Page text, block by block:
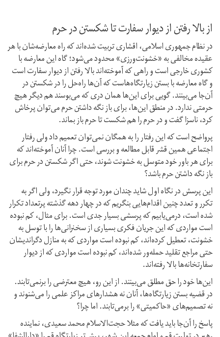
از بالا رفتن از دیوار سفارت تا شکستن در حرم
در نظام جمهوری اسلامی، اقشاری تربیت شده‌اند که راه معارضه‌‌شان با هر
عقیده مخالفی به «خشونت‌ورزی» محدود می‌شود؛ گاه این معارضه با
کشوری خارجی است و راهی که آموخته‌اند بالا رفتن از دیوار سفارت است
و گاه معارضه با بستن زیارتگاه‌هاست که آن‌ها راه‌حل را در شکستن در
آن‌جا می‌بینند. گویی برای این‌ها همان دری که می‌بوسند هم دیگر هیچ
حرمتی ندارد. در منطق این‌ها، برای باز نگه داشتن حرم می‌توان پرخاش
کرد، ناسزا گفت و در حرم را هم شکست تا حرم باز بماند.
پر‌واضح است که این رفتار را به همگان نمی‌توان تعمیم داد ولی رفتار
اجتماعی همین قشر قابل مطالعه و بررسی است. چرا آنان آموخته‌اند که
برای هر باور خود متوسل به خشونت شوند، حتی اگر شکستن در حرم برای
باز نگه داشتن حرم باشد؟
این پرسش در نگاه اول شاید چندان مورد توجه قرار نگیرد، ولی اگر به
تکرر و تعدد چنین اقدام‌هایی بنگریم که در چهار دهه گذشته پرتعداد تکرار
شده است، در‌می‌یابیم که پرسشی بسیار جدی است. برای مثال، کم نبوده
است مواردی که این جریان فکری بسیاری از سخنرانی‌ها را با توسل به
خشونت، تعطیل کرده‌اند، کم نبوده است مواردی که به منازل دگراندیشان
حتی مراجع تقلید حمله‌ور شده‌اند، کم نبوده است مواردی که از دیوار
سفارتخانه‌ها بالا رفته‌اند.
این‌ها خود را حق مطلق می‌بینند. از این رو، هیچ معترضی را برنمی‌تابند.
در قضیه بستن زیارتگاه‌ها، آنان نه هشدارهای مراکز علمی را می‌شنوند و
نه تصمیم‌های «حاکمیتی» را بر‌می‌تابند. اما چرا؟
پاسخ را آن‌جا باید یافت که مثلا حجت‌الاسلام محمد سعیدی، نماینده